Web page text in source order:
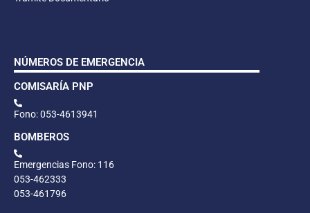
NÚMEROS DE EMERGENCIA
COMISARÍA PNP
Fono: 053-4613941
BOMBEROS
Emergencias Fono: 116
053-462333
053-461796